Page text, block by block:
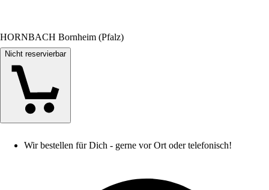
HORNBACH Bornheim (Pfalz)
Nicht reservierbar
Wir bestellen für Dich - gerne vor Ort oder telefonisch!